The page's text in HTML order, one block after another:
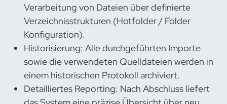
Verarbeitung von Dateien über definierte
Verzeichnisstrukturen (Hotfolder / Folder
Konfiguration).
Historisierung: Alle durchgeführten Importe
sowie die verwendeten Quelldateien werden in
einem historischen Protokoll archiviert.
Detailliertes Reporting: Nach Abschluss liefert